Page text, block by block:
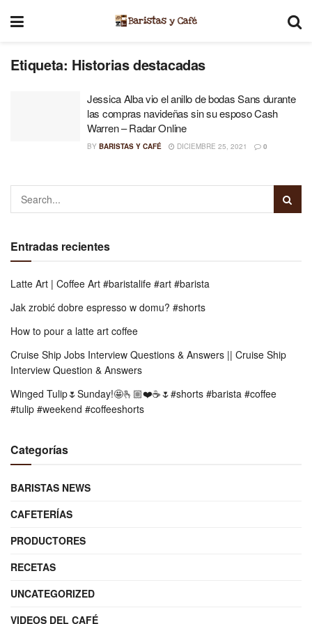
Etiqueta: Historias destacadas
Jessica Alba vio el anillo de bodas Sans durante
las compras navideñas sin su esposo Cash
Warren – Radar Online
BY BARISTAS Y CAFÉ DICIEMBRE 25, 2021 0
Entradas recientes
Latte Art | Coffee Art #baristalife #art #barista
Jak zrobić dobre espresso w domu? #shorts
How to pour a latte art coffee
Cruise Ship Jobs Interview Questions & Answers || Cruise Ship
Interview Question & Answers
Winged Tulip🌷Sunday!🤩🫰🏼❤️☕️🌷#shorts #barista #coffee
#tulip #weekend #coffeeshorts
Categorías
BARISTAS NEWS
CAFETERÍAS
PRODUCTORES
RECETAS
UNCATEGORIZED
VIDEOS DEL CAFÉ